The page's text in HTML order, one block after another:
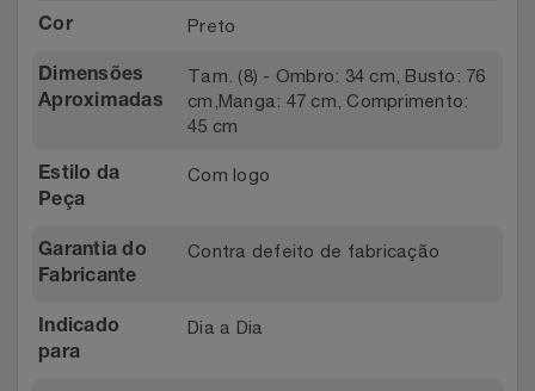
Relógios
Utilidades Industriais
Vestuário
Stanley Pmi
The Bar
Tramontina
Três Corações
Cor Preto
Dimensões
Aproximadas
Tam. (8) - Ombro: 34 cm, Busto: 76
cm,Manga: 47 cm, Comprimento:
45 cm
Estilo da
Peça
Com logo
Garantia do
Fabricante
Contra defeito de fabricação
Indicado
para
Dia a Dia